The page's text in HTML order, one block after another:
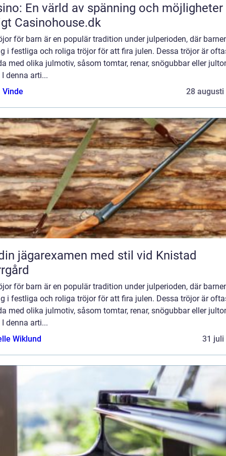
En värld av spänning och möjligheter
Casinohouse.dk
för barn är en populär tradition under julperioden, där
i festliga och roliga tröjor för att fira julen. Dessa tröjor är
med olika julmotiv, såsom tomtar, renar, snögubbar eller
denna arti...
Vinde
28 augusti
jägarexamen med stil vid Knistad
för barn är en populär tradition under julperioden, där
i festliga och roliga tröjor för att fira julen. Dessa tröjor är
med olika julmotiv, såsom tomtar, renar, snögubbar eller
denna arti...
Wiklund
31 juli